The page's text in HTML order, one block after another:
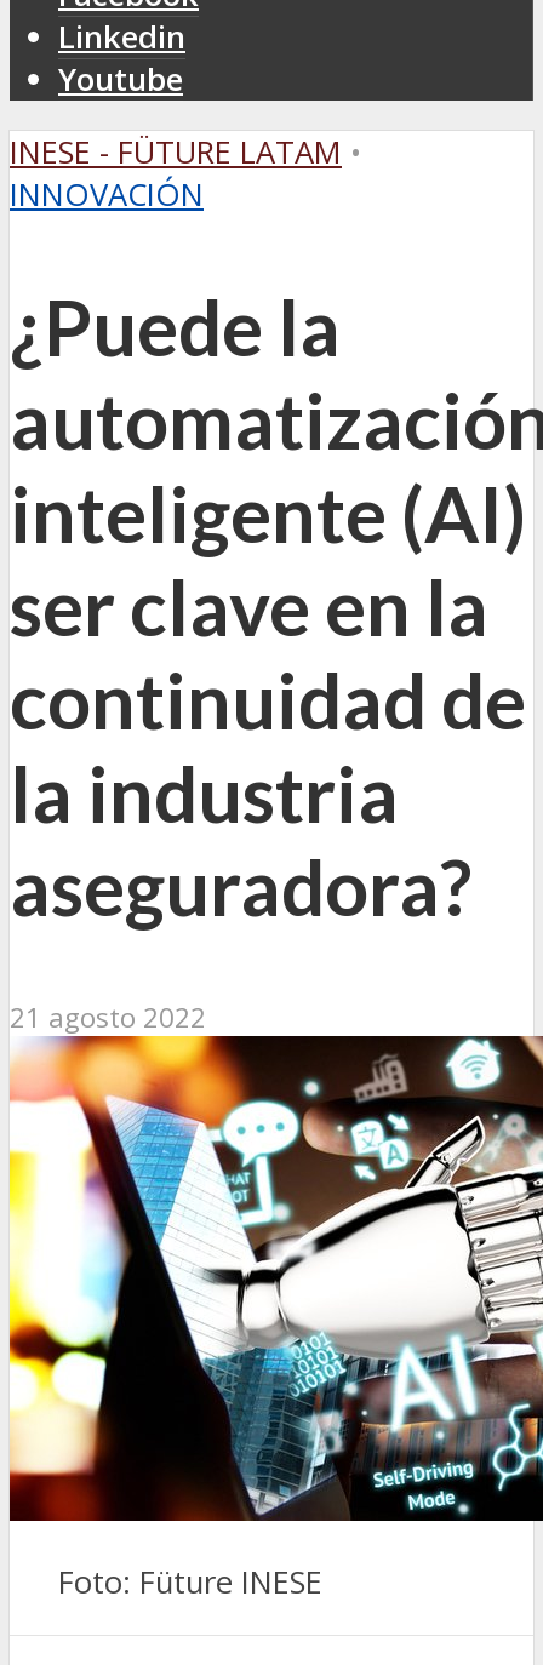
Linkedin
Youtube
INESE - FÜTURE LATAM •
INNOVACIÓN
¿Puede la
inteligente (AI)
ser clave en la
continuidad de
la industria
aseguradora?
21 agosto 2022
Foto: Füture INESE